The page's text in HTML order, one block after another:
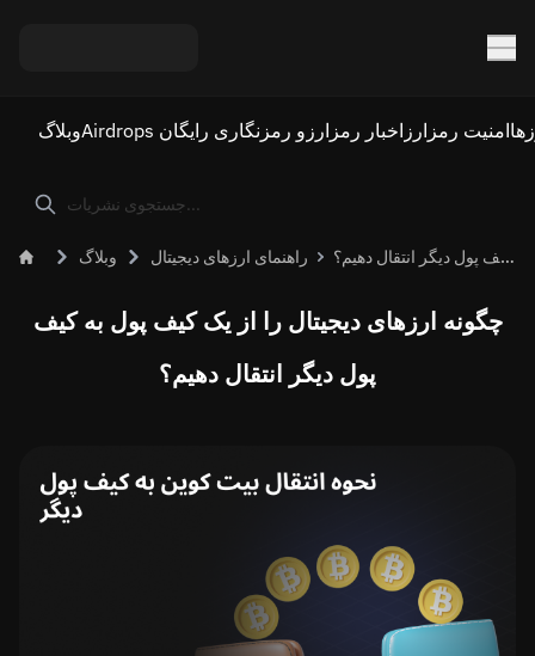
وبلاگ Airdrops و رمزنگاری رایگان اخبار رمزارز امنیت رمزارز
وبلاگ راهنمای ارزهای دیجیتال چگونه ارزهای دیجیتال را از یک کیف پول به کیف پول دیگر انتقال دهیم؟
چگونه ارزهای دیجیتال را از یک کیف پول به کیف
پول دیگر انتقال دهیم؟